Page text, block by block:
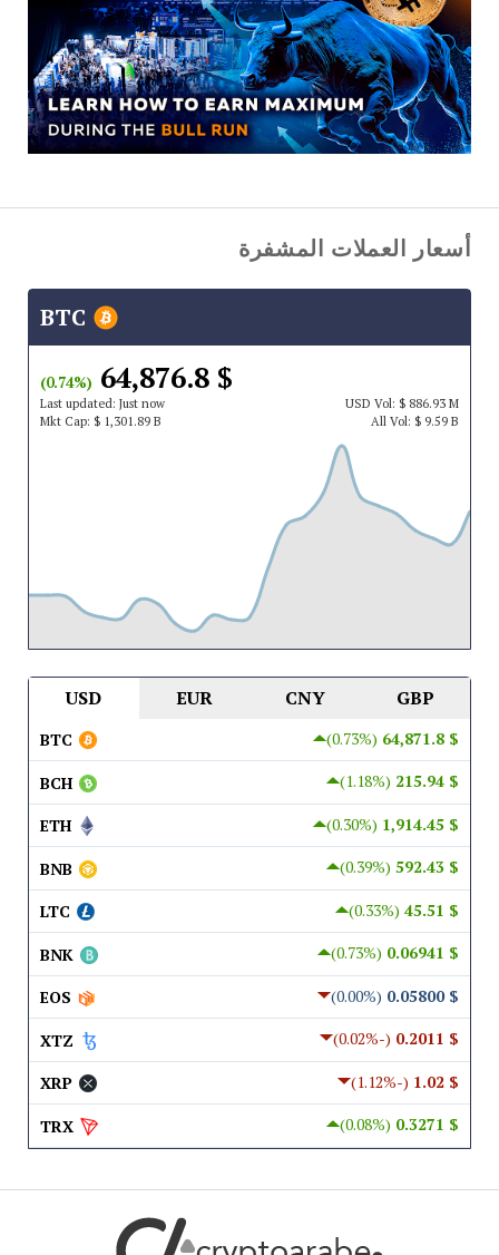
أسعار العملات المشفرة
$ 64,876.8
(0.74%)
Last updated: Just now USDVol: $ 886.93 M
Mkt Cap: $ 1,301.89 B All Vol: $ 9.59 B
USD EUR CNY GBP
$ 64,871.8
(0.73%)
BTC
$ 215.94
(1.18%)
BCH
$ 1,914.45
(0.30%)
ETH
$ 592.43
(0.39%)
BNB
$ 45.51
(0.33%)
LTC
$ 0.06941
(0.73%)
BNK
$ 0.05800
(0.00%)
EOS
$ 0.2011
(-0.02%)
XTZ
$ 1.02
(-1.12%)
XRP
$ 0.3271
(0.08%)
TRX